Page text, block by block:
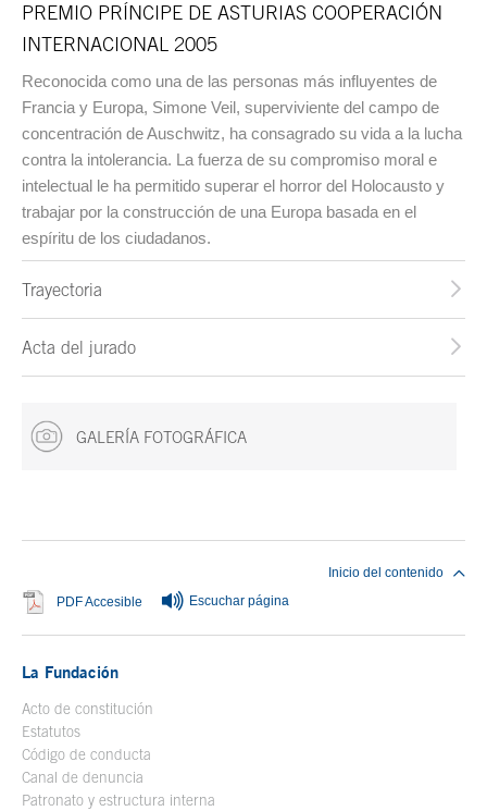
PREMIO PRÍNCIPE DE ASTURIAS COOPERACIÓN
INTERNACIONAL 2005
Reconocida como una de las personas más influyentes de
Francia y Europa, Simone Veil, superviviente del campo de
concentración de Auschwitz, ha consagrado su vida a la lucha
contra la intolerancia. La fuerza de su compromiso moral e
intelectual le ha permitido superar el horror del Holocausto y
trabajar por la construcción de una Europa basada en el
espíritu de los ciudadanos.
Trayectoria
Acta del jurado
GALERÍA FOTOGRÁFICA
PDF Accesible Se abre en ventana nueva
Escuchar página
Inicio del contenido
La Fundación
Acto de constitución
Estatutos
Código de conducta
Canal de denuncia
Patronato y estructura interna